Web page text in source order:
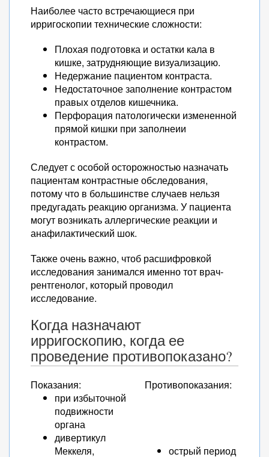
Наиболее часто встречающиеся при
ирригоскопии технические сложности:
Плохая подготовка и остатки кала в
кишке, затрудняющие визуализацию.
Недержание пациентом контраста.
Недостаточное заполнение контрастом
правых отделов кишечника.
Перфорация патологически измененной
прямой кишки при заполнеии
контрастом.
Следует с особой осторожностью назначать
пациентам контрастные обследования,
потому что в большинстве случаев нельзя
предугадать реакцию организма. У пациента
могут возникать аллергические реакции и
анафилактический шок.
Также очень важно, чтоб расшифровкой
исследования занимался именно тот врач-
рентгенолог, который проводил
исследование.
Когда назначают
ирригоскопию, когда ее
проведение противопоказано?
Показания:
Противопоказания:
при избыточной
подвижности
органа
дивертикул
Меккеля,
острый период